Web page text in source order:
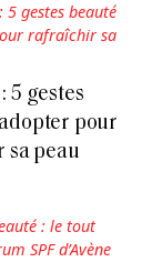
5 gestes
pour
peau